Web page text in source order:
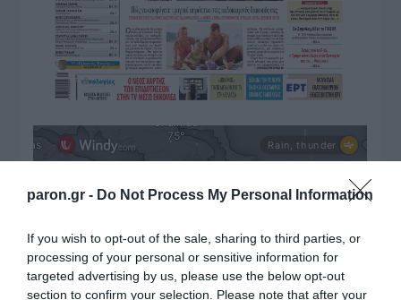
paron.gr - Do Not Process My Personal Information
If you wish to opt-out of the sale, sharing to third parties, or
processing of your personal or sensitive information for
targeted advertising by us, please use the below opt-out
section to confirm your selection. Please note that after your